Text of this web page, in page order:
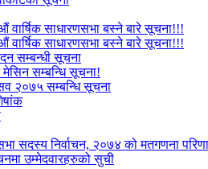
साधारणसभा बस्ने बारे सूचना!!!
साधारणसभा बस्ने बारे सूचना!!!
सम्बन्धी सूचना
सम्बन्धि सूचना!
२०७५ सम्बन्धि सूचना
सदस्य निर्वाचन, २०७४ को मतगणना
उम्मेदवारहरुको सुची